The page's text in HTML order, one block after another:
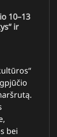
10–13
ir
bei